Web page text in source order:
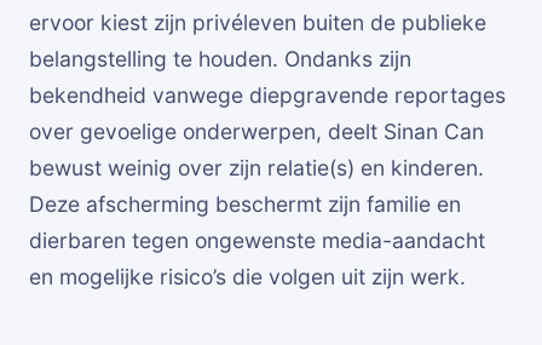
ervoor kiest zijn privéleven buiten de publieke
belangstelling te houden. Ondanks zijn
bekendheid vanwege diepgravende reportages
over gevoelige onderwerpen, deelt Sinan Can
bewust weinig over zijn relatie(s) en kinderen.
Deze afscherming beschermt zijn familie en
dierbaren tegen ongewenste media-aandacht
en mogelijke risico’s die volgen uit zijn werk.